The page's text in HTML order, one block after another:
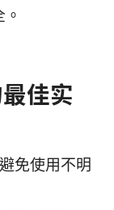
佳实
免使用不明